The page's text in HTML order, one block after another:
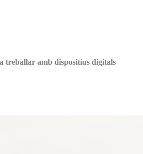
treballar amb dispositius digitals